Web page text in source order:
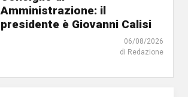
Amministrazione: il
presidente è Giovanni Calisi
06/08/2026
di Redazione